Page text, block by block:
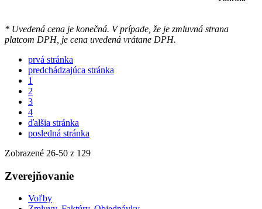
* Uvedená cena je konečná. V prípade, že je zmluvná strana
platcom DPH, je cena uvedená vrátane DPH.
prvá stránka
predchádzajúca stránka
1
2
3
4
ďalšia stránka
posledná stránka
Zobrazené 26-50 z 129
Zverejňovanie
Voľby